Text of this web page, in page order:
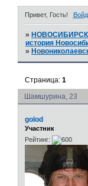
Привет, Гость!
» НОВОСИБИРСК
история
»
Шамшурина, 23
Страница:1
golod
Участник
Рейтинг: